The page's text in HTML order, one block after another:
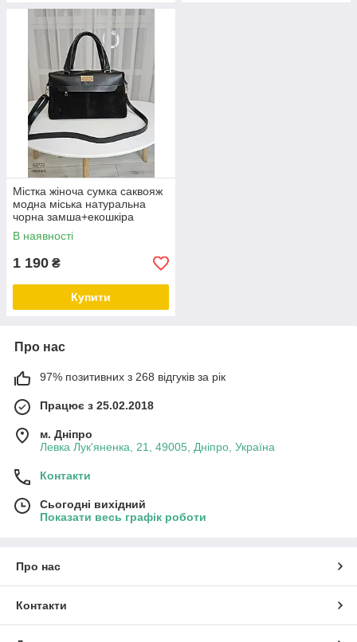
Містка жіноча сумка саквояж
модна міська натуральна
чорна замша+екошкіра
В наявності
1 190 ₴
Купити
Про нас
97% позитивних з 268 відгуків за рік
Працює з 25.02.2018
м. Дніпро
Левка Лук'яненка, 21, 49005, Дніпро, Україна
Контакти
Сьогодні вихідний
Показати весь графік роботи
Про нас
Контакти